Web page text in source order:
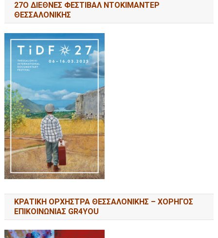
27Ο ΔΙΕΘΝΕΣ ΦΕΣΤΙΒΑΛ ΝΤΟΚΙΜΑΝΤΕΡ
ΘΕΣΣΑΛΟΝΙΚΗΣ
ΚΡΑΤΙΚΗ ΟΡΧΗΣΤΡΑ ΘΕΣΣΑΛΟΝΙΚΗΣ – ΧΟΡΗΓΟΣ
ΕΠΙΚΟΙΝΩΝΙΑΣ GR4YOU